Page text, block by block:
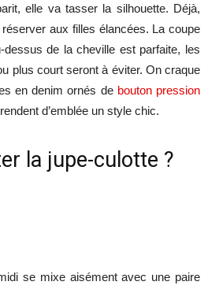
elle va tasser la silhouette. Déjà,
aux filles élancées. La coupe
de la cheville est parfaite, les
plus court seront à éviter. On craque
en denim ornés de bouton pression
d’emblée un style chic.
la jupe-culotte ?
se mixe aisément avec une paire